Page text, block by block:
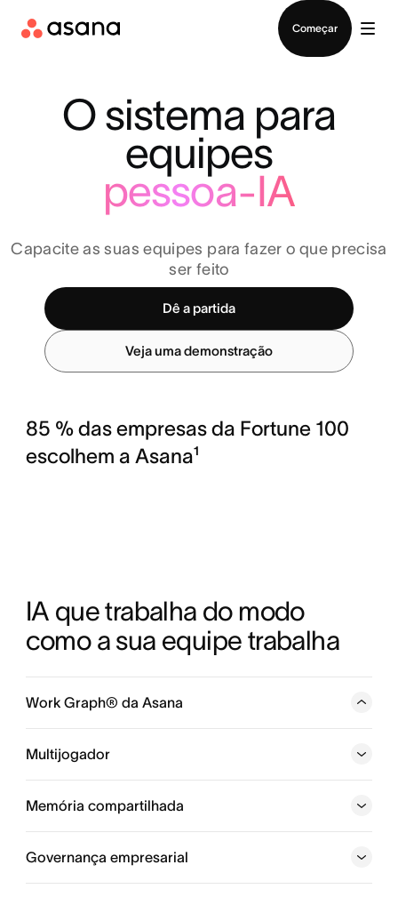
Começar
O sistema para
equipes
pessoa-IA
Capacite as suas equipes para fazer o que precisa
ser feito
Dê a partida
Veja uma demonstração
85 % das empresas da Fortune 100
escolhem a Asana¹
IA que trabalha do modo
como a sua equipe trabalha
Work Graph® da Asana
Uma rede neural de tudo o que a sua empresa está
fazendo, com cada pessoa, tarefa, projeto, meta e
com que meta em vista.
Multijogador
Memória compartilhada
Governança empresarial